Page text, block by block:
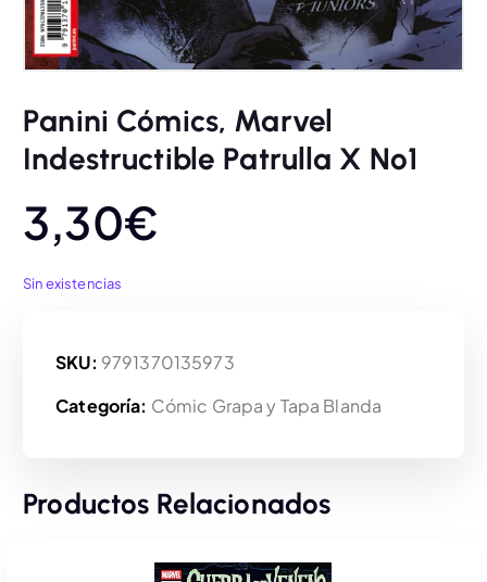
Panini Cómics, Marvel
Indestructible Patrulla X Nº1
3,30€
Sin existencias
SKU: 9791370135973
Categoría: Cómic Grapa y Tapa Blanda
Productos Relacionados